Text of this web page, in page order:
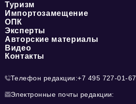
Туризм
Импортозамещение
ОПК
Эксперты
Авторские материалы
Видео
Контакты
Телефон редакции:+7 495 727-01-67
Электронные почты редакции: